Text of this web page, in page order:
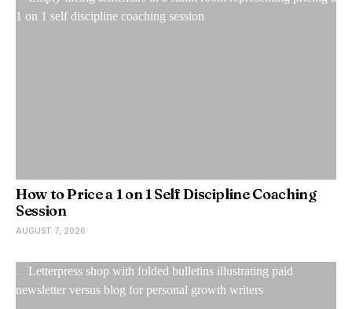
How to Price a 1 on 1 Self Discipline Coaching
Session
AUGUST 7, 2026